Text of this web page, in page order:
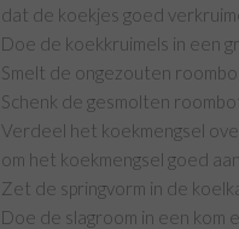
dat de koekjes goed
Doe de koekkruimels in een
Smelt de ongezouten
Schenk de gesmolten
Verdeel het koekmengsel
om het koekmengsel goed
Zet de springvorm in de
Doe de slagroom in een kom